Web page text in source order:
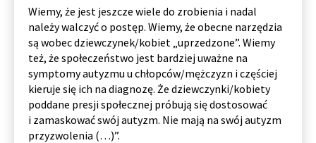
Wiemy, że jest jeszcze wiele do zrobienia i nadal
należy walczyć o postęp. Wiemy, że obecne narzędzia
są wobec dziewczynek/kobiet „uprzedzone”. Wiemy
też, że społeczeństwo jest bardziej uważne na
symptomy autyzmu u chłopców/mężczyzn i częściej
kieruje się ich na diagnozę. Że dziewczynki/kobiety
poddane presji społecznej próbują się dostosować
i zamaskować swój autyzm. Nie mają na swój autyzm
przyzwolenia (…)”.